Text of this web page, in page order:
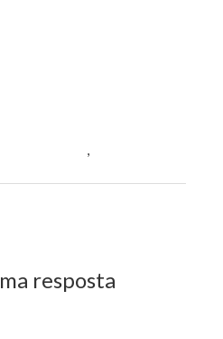
,
resposta